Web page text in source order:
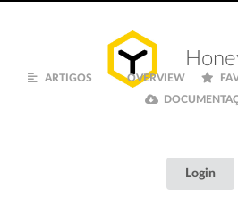
ARTIGOS OVERVIEW
Login